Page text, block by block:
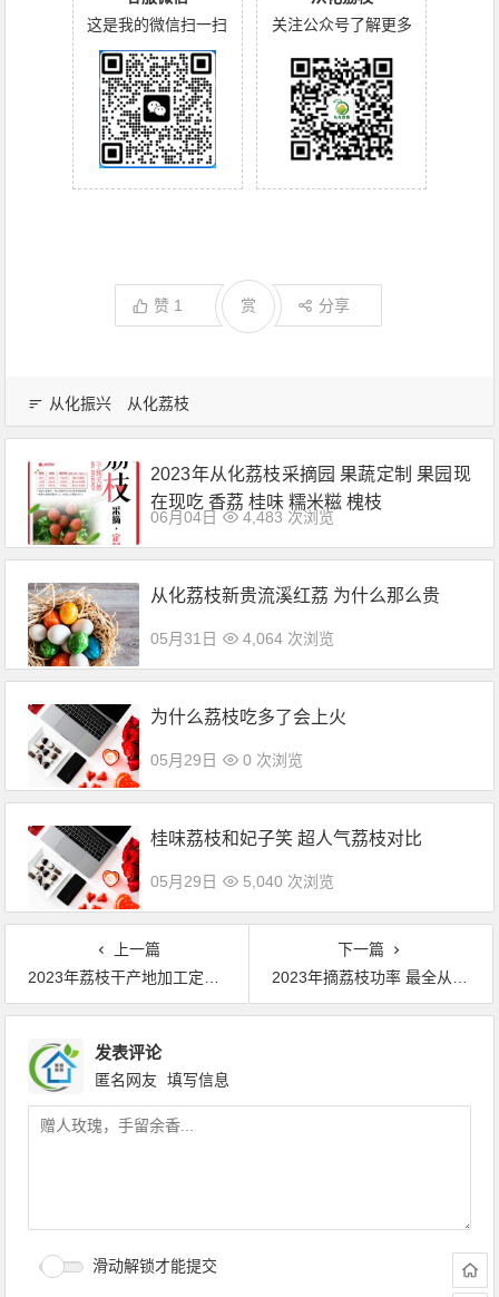
这是我的微信扫一扫
关注公众号了解更多
赞 1 分享
赏
从化振兴 从化荔枝
2023年从化荔枝采摘园 果蔬定制 果园现
在现吃 香荔 桂味 糯米糍 槐枝
06月04日 4,483 次浏览
从化荔枝新贵流溪红荔 为什么那么贵
05月31日 4,064 次浏览
为什么荔枝吃多了会上火
05月29日 0 次浏览
桂味荔枝和妃子笑 超人气荔枝对比
05月29日 5,040 次浏览
上一篇
2023年荔枝干产地加工定制 支持一键代发
下一篇
2023年摘荔枝功率 最全从化荔枝采摘园（收藏）
发表评论
匿名网友 填写信息
滑动解锁才能提交